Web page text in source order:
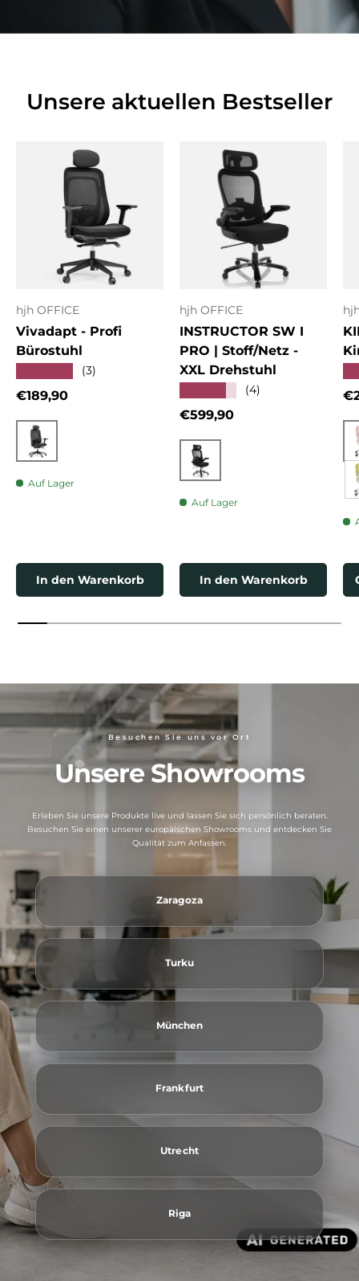
Unsere aktuellen Bestseller
hjh OFFICE
Vivadapt - Profi
Bürostuhl
(3)
Normaler Preis
€189,90
Schwarz
Auf Lager
In den Warenkorb
hjh OFFICE
INSTRUCTOR SW I
PRO | Stoff/Netz -
XXL Drehstuhl
(4)
Normaler Preis
€599,90
Schwarz
Auf Lager
In den Warenkorb
Besuchen Sie uns vor Ort
Unsere Showrooms
Erleben Sie unsere Produkte live und lassen Sie sich persönlich beraten.
Besuchen Sie einen unserer europäischen Showrooms und entdecken Sie
Qualität zum Anfassen.
Zaragoza
Turku
München
Frankfurt
Utrecht
Riga